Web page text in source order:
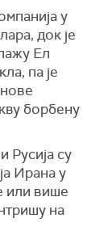
у
док је
Ел
па је
борбену
Русија су
Ирана у
или више
на